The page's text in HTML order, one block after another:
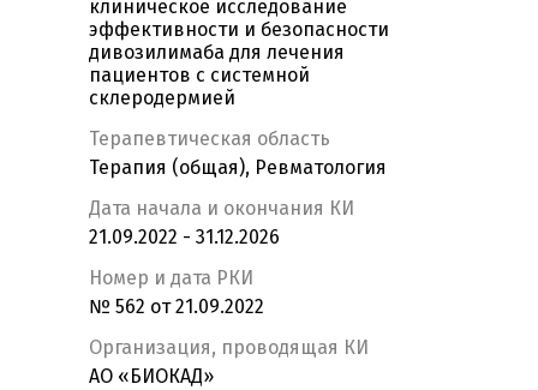
клиническое исследование
эффективности и безопасности
дивозилимаба для лечения
пациентов с системной
склеродермией
Терапевтическая область
Терапия (общая), Ревматология
Дата начала и окончания КИ
21.09.2022 - 31.12.2026
Номер и дата РКИ
№ 562 от 21.09.2022
Организация, проводящая КИ
АО «БИОКАД»